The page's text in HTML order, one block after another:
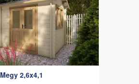
Megy 2,6x4,1